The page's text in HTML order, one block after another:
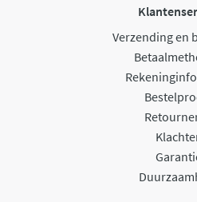
Verzending en